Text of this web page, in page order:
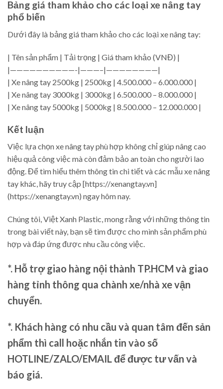
Bảng giá tham khảo cho các loại xe nâng tay
phổ biến
Dưới đây là bảng giá tham khảo cho các loại xe nâng tay:
| Tên sản phẩm | Tải trọng | Giá tham khảo (VNĐ) |
|——————————-|———–|————————|
| Xe nâng tay 2500kg | 2500kg | 4.500.000 – 6.000.000 |
| Xe nâng tay 3000kg | 3000kg | 6.500.000 – 8.000.000 |
| Xe nâng tay 5000kg | 5000kg | 8.500.000 – 12.000.000 |
Kết luận
Việc lựa chọn xe nâng tay phù hợp không chỉ giúp nâng cao
hiệu quả công việc mà còn đảm bảo an toàn cho người lao
động. Để tìm hiểu thêm thông tin chi tiết và các mẫu xe nâng
tay khác, hãy truy cập [https://xenangtay.vn]
(https://xenangtay.vn) ngay hôm nay.
Chúng tôi, Việt Xanh Plastic, mong rằng với những thông tin
trong bài viết này, bạn sẽ tìm được cho mình sản phẩm phù
hợp và đáp ứng được nhu cầu công việc.
*. Hỗ trợ giao hàng nội thành TP.HCM và giao
hàng tỉnh thông qua chành xe/nhà xe vận
chuyển.
*. Khách hàng có nhu cầu và quan tâm đến sản
phẩm thì call hoặc nhắn tin vào số
HOTLINE/ZALO/EMAIL để được tư vấn và
báo giá.